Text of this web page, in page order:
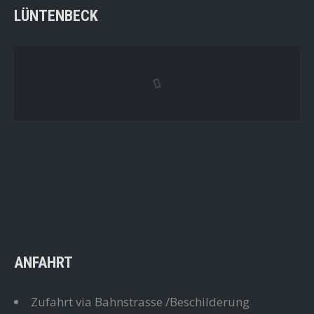
LÜNTENBECK
ANFAHRT
Zufahrt via Bahnstrasse /Beschilderung